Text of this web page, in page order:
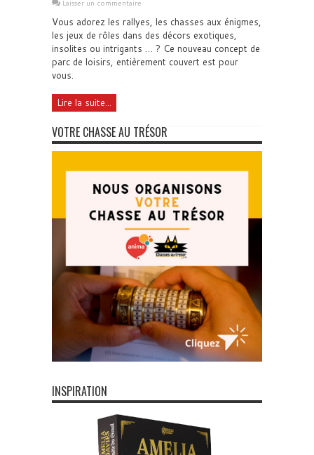
Laisser un commentaire
Vous adorez les rallyes, les chasses aux énigmes,
les jeux de rôles dans des décors exotiques,
insolites ou intrigants … ? Ce nouveau concept de
parc de loisirs, entièrement couvert est pour
vous.
Lire la suite...
VOTRE CHASSE AU TRÉSOR
INSPIRATION